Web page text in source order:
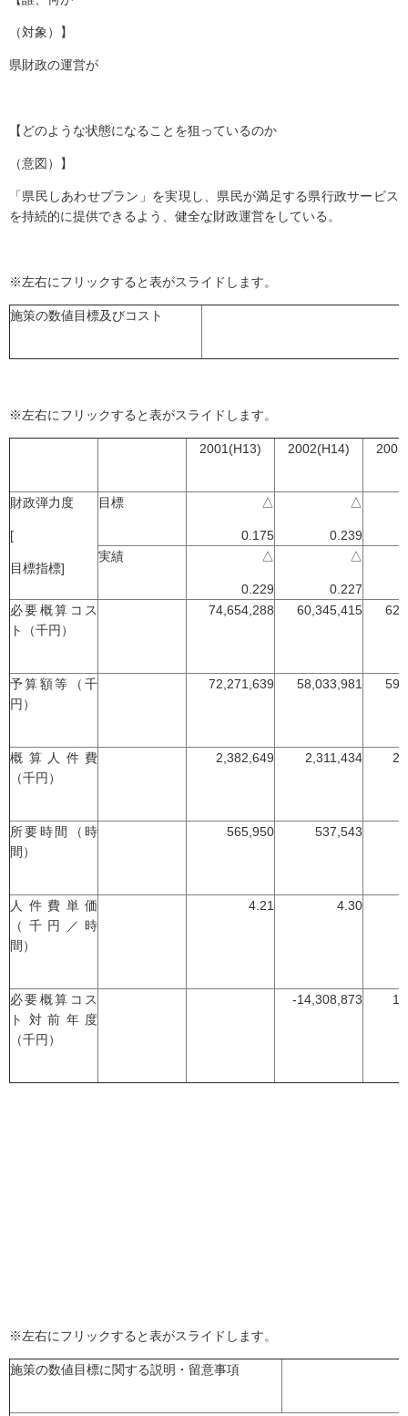
（対象）】
県財政の運営が
【どのような状態になることを狙っているのか
（意図）】
「県民しあわせプラン」を実現し、県民が満足する県行政サービス
を持続的に提供できるよう、健全な財政運営をしている。
※左右にフリックすると表がスライドします。
施策の数値目標及びコスト
※左右にフリックすると表がスライドします。
2001(H13) 2002(H14)
財政弾力度
[
目標指標]
目標 △
0.175
△
0.239
実績
△
0.229
△
0.227
必要概算コス
ト（千円）
74,654,288 60,345,415
予算額等（千
円）
72,271,639 58,033,981
概算人件費
（千円）
2,382,649 2,311,434
所要時間（時
間）
565,950 537,543
人件費単価
（千円／時
間）
4.21 4.30
必要概算コス
ト対前年度
（千円）
-14,308,873
※左右にフリックすると表がスライドします。
施策の数値目標に関する説明・留意事項